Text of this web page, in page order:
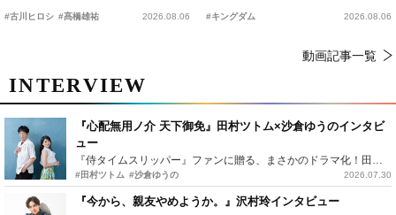
時上映決定
#古川ヒロシ #髙橋雄祐 2026.08.06
の“キングダムキャンプ”開催
#キングダム 2026.08.06
動画記事一覧
INTERVIEW
『心配無用ノ介 天下御免』田村ツトム×沙倉ゆうのインタビ
ュー
『侍タイムスリッパー』ファンに贈る、まさかのドラマ化！田村ツトム×沙倉ゆうのが語る『心配無用ノ介』撮影秘話
#田村ツトム #沙倉ゆうの 2026.07.30
『今から、親友やめようか。』沢村玲インタビュー